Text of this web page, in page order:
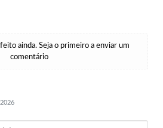
ainda. Seja o primeiro a enviar um
comentário